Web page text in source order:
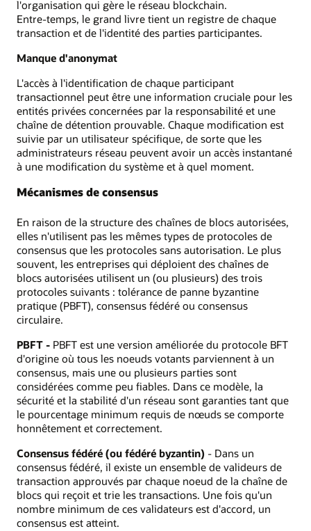
l'organisation qui gère le réseau blockchain.
Entre-temps, le grand livre tient un registre de chaque
transaction et de l'identité des parties participantes.
Manque d'anonymat
L'accès à l'identification de chaque participant
transactionnel peut être une information cruciale pour les
entités privées concernées par la responsabilité et une
chaîne de détention prouvable. Chaque modification est
suivie par un utilisateur spécifique, de sorte que les
administrateurs réseau peuvent avoir un accès instantané
à une modification du système et à quel moment.
Mécanismes de consensus
En raison de la structure des chaînes de blocs autorisées,
elles n'utilisent pas les mêmes types de protocoles de
consensus que les protocoles sans autorisation. Le plus
souvent, les entreprises qui déploient des chaînes de
blocs autorisées utilisent un (ou plusieurs) des trois
protocoles suivants : tolérance de panne byzantine
pratique (PBFT), consensus fédéré ou consensus
circulaire.
PBFT - PBFT est une version améliorée du protocole BFT
d'origine où tous les noeuds votants parviennent à un
consensus, mais une ou plusieurs parties sont
considérées comme peu fiables. Dans ce modèle, la
sécurité et la stabilité d'un réseau sont garanties tant que
le pourcentage minimum requis de nœuds se comporte
honnêtement et correctement.
Consensus fédéré (ou fédéré byzantin) - Dans un
consensus fédéré, il existe un ensemble de valideurs de
transaction approuvés par chaque noeud de la chaîne de
blocs qui reçoit et trie les transactions. Une fois qu'un
nombre minimum de ces validateurs est d'accord, un
consensus est atteint.